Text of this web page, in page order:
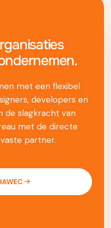
met een flexibel
developers en
de slagkracht van
met de directe
partner.